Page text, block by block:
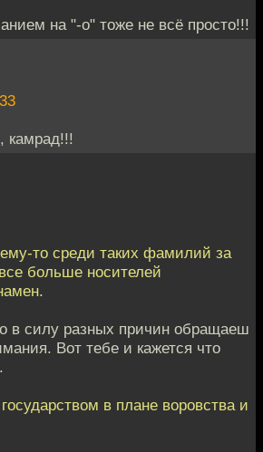
на "-о" тоже не всё просто!!!
камрад!!!
то среди таких фамилий за
больше носителей
в силу разных причин обращаеш
Вот тебе и кажется что
в плане воровства и